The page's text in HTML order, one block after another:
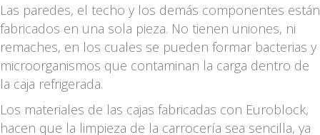
Las paredes, el techo y los demás componentes están
fabricados en una sola pieza. No tienen uniones, ni
remaches, en los cuales se pueden formar bacterias y
microorganismos que contaminan la carga dentro de
la caja refrigerada.
Los materiales de las cajas fabricadas con Euroblock,
hacen que la limpieza de la carrocería sea sencilla, ya